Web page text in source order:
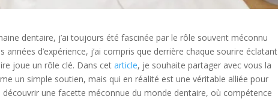
dentaire, j’ai toujours été fascinée par le rôle souvent méconnu
d’expérience, j’ai compris que derrière chaque sourire éclatant
joue un rôle clé. Dans cetarticle, je souhaite partager avec vous la
un simple soutien, mais qui en réalité est une véritable alliée pour
une facette méconnue du monde dentaire, où compétence